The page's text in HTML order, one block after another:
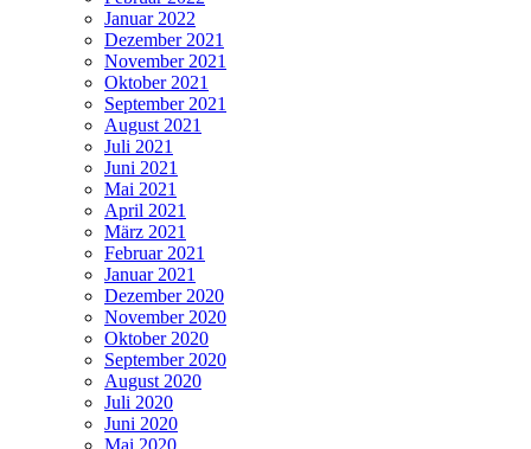
Januar 2022
Dezember 2021
November 2021
Oktober 2021
September 2021
August 2021
Juli 2021
Juni 2021
Mai 2021
April 2021
März 2021
Februar 2021
Januar 2021
Dezember 2020
November 2020
Oktober 2020
September 2020
August 2020
Juli 2020
Juni 2020
Mai 2020